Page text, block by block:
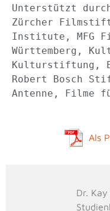
Unterstützt
Zürcher
Institute, MFG
Württemberg,
Kulturstiftung,
Robert Bosch
Antenne, Filme
Als
Dr.